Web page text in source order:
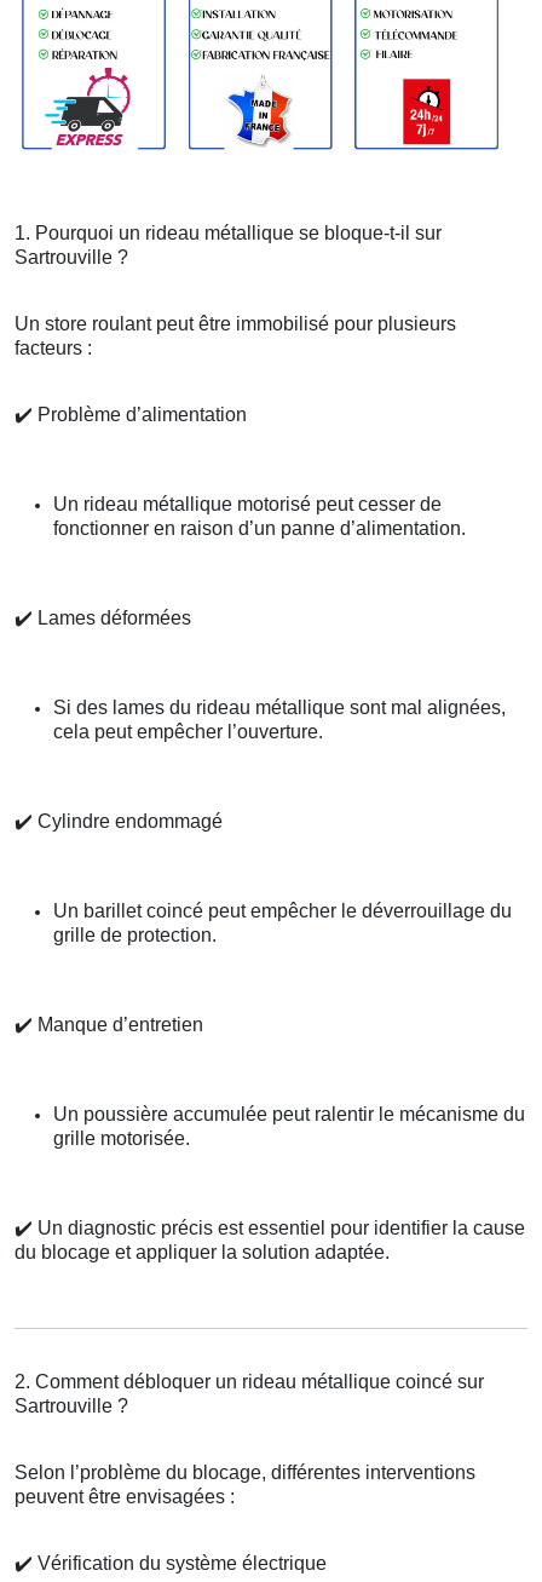
1. Pourquoi un rideau métallique se bloque-t-il sur
Sartrouville ?
Un store roulant peut être immobilisé pour plusieurs
facteurs :
✔️ Problème d’alimentation
Un rideau métallique motorisé peut cesser de
fonctionner en raison d’un panne d’alimentation.
✔️ Lames déformées
Si des lames du rideau métallique sont mal alignées,
cela peut empêcher l’ouverture.
✔️ Cylindre endommagé
Un barillet coincé peut empêcher le déverrouillage du
grille de protection.
✔️ Manque d’entretien
Un poussière accumulée peut ralentir le mécanisme du
grille motorisée.
✔️ Un diagnostic précis est essentiel pour identifier la cause
du blocage et appliquer la solution adaptée.
2. Comment débloquer un rideau métallique coincé sur
Sartrouville ?
Selon l’problème du blocage, différentes interventions
peuvent être envisagées :
✔️ Vérification du système électrique